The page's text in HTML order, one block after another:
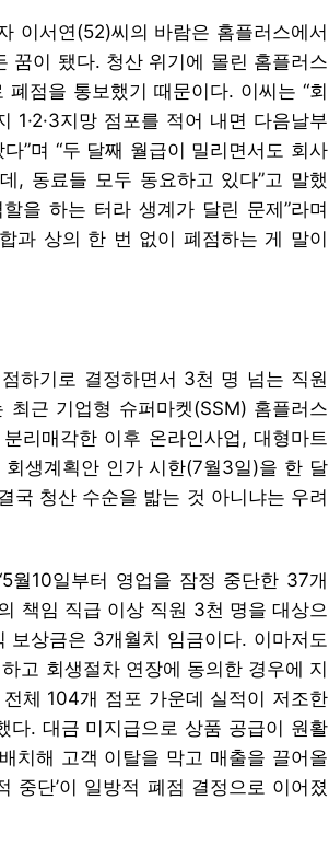
이서연(52)씨의 바람은 홈플러스에서
꿈이 됐다. 청산 위기에 몰린 홈플러스
점을 통보했기 때문이다. 이씨는 “회
지망 점포를 적어 내면 다음날부
”며 “두 달째 월급이 밀리면서도 회사
, 동료들 모두 동요하고 있다”고 말했
을 하는 터라 생계가 달린 문제”라며
과 상의 한 번 없이 폐점하는 게 말이
하기로 결정하면서 3천 명 넘는 직원
근 기업형 슈퍼마켓(SSM) 홈플러스
리매각한 이후 온라인사업, 대형마트
생계획안 인가 시한(7월3일)을 한 달
국 청산 수순을 밟는 것 아니냐는 우려
월10일부터 영업을 잠정 중단한 37개
책임 직급 이상 직원 3천 명을 대상으
보상금은 3개월치 임금이다. 이마저도
고 회생절차 연장에 동의한 경우에 지
체 104개 점포 가운데 실적이 저조한
. 대금 미지급으로 상품 공급이 원활
치해 고객 이탈을 막고 매출을 끌어올
중단’이 일방적 폐점 결정으로 이어졌